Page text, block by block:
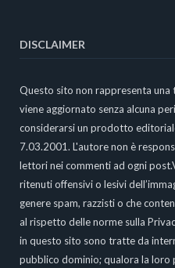
DISCLAIMER
Questo sito non rappresenta
viene aggiornato senza alcuna
considerarsi un prodotto
7.03.2001. L'autore non è
lettori nei commenti ad ogni
ritenuti offensivi o lesivi
genere spam, razzisti o che
al rispetto delle norme sulla
in questo sito sono tratte da
pubblico dominio; qualora la loro